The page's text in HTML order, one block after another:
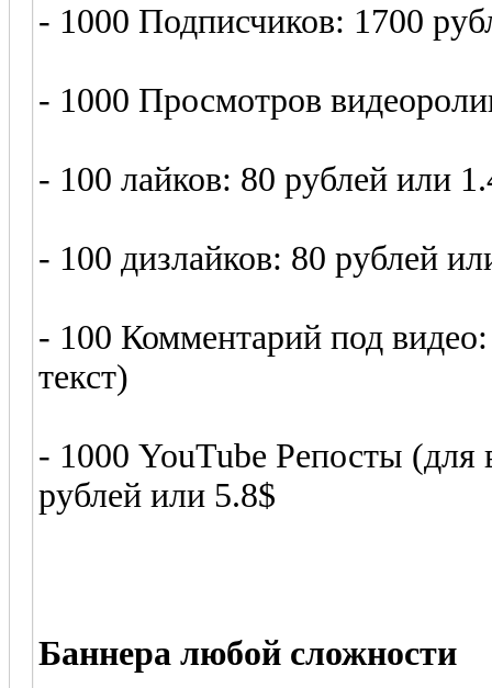
- 1000 Подписчиков: 1700
- 1000 Просмотров
- 100 лайков: 80 рублей или
- 100 дизлайков: 80 рублей
- 100 Комментарий под
текст)
- 1000 YouTube Репосты
рублей или 5.8$
Баннера любой сложности